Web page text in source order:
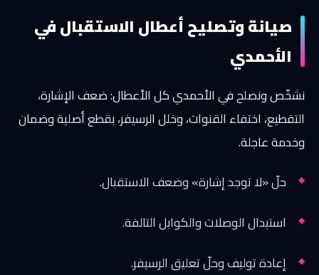
صيانة وتصليح أعطال الاستقبال في
الأحمدي
نشخّص ونصلح في الأحمدي كل الأعطال: ضعف الإشارة،
التقطيع، اختفاء القنوات، وخلل الرسيفر، بقطع أصلية وضمان
وخدمة عاجلة.
حلّ «لا توجد إشارة» وضعف الاستقبال.
استبدال الوصلات والكوابل التالفة.
إعادة توليف وحلّ تعليق الرسيفر.